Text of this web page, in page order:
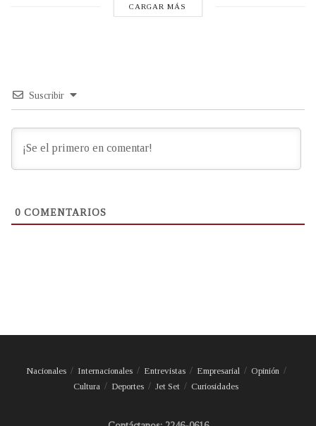
CARGAR MÁS
Suscribir
0 COMENTARIOS
Nacionales Internacionales Entrevistas Empresarial
Opinión
Cultura
Deportes Jet Set Curiosidades